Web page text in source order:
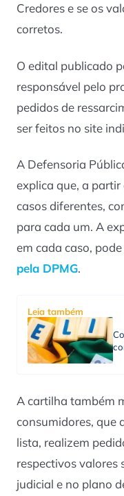
Credores e se os
corretos.
O edital publicado
responsável pelo
pedidos de
ser feitos no site
A Defensoria
explica que, a
casos diferentes,
para cada um. A
em cada caso,
pela DPMG.
Leia também
A cartilha também
consumidores, que
lista, realizem
respectivos valores
judicial e no plano